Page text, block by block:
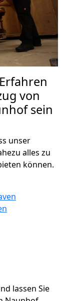
von
sein
unser
alles zu
können.
lassen Sie